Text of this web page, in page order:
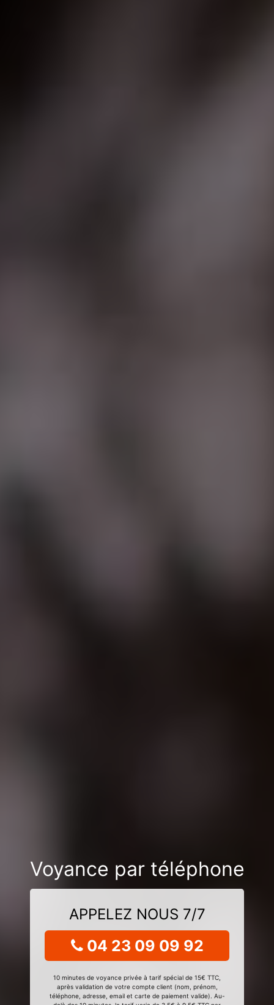
Voyance par téléphone
APPELEZ NOUS 7/7
04 23 09 09 92
10 minutes de voyance privée à tarif spécial de 15€ TTC,
après validation de votre compte client (nom, prénom,
téléphone, adresse, email et carte de paiement valide). Au-